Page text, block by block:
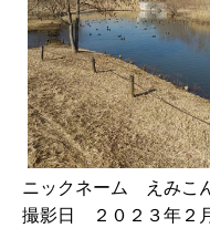
ニックネーム えみこ
撮影日 ２０２３年２